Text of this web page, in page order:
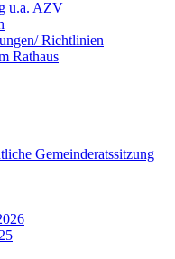
u.a. AZV
Richtlinien
Rathaus
Gemeinderatssitzung